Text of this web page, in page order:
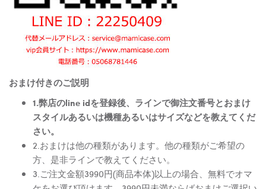
おまけ付きのご説明
1.弊店のline idを登録後、ラインで御注文番号とおまけ
スタイルあるいは機種あるいはサイズなどを教えてくだ
さい。
2.おまけは他の種類があります。他の種類がご希望の
方、是非ラインで教えてください。
3.ご注文金額3990円(商品本体)以上の場合、無料でオマ